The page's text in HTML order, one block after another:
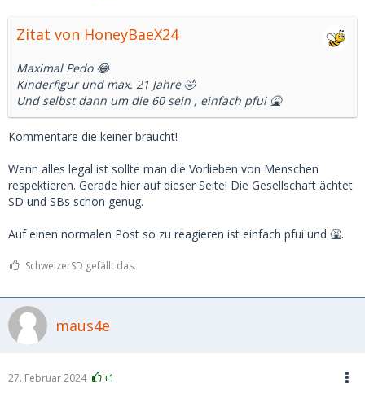
Zitat von HoneyBaeX24
Maximal Pedo 😂
Kinderfigur und max. 21 Jahre 🤣
Und selbst dann um die 60 sein , einfach pfui 🤮
Kommentare die keiner braucht!
Wenn alles legal ist sollte man die Vorlieben von Menschen
respektieren. Gerade hier auf dieser Seite! Die Gesellschaft ächtet
SD und SBs schon genug.
Auf einen normalen Post so zu reagieren ist einfach pfui und 🤮.
SchweizerSD gefällt das.
maus4e
27. Februar 2024 +1